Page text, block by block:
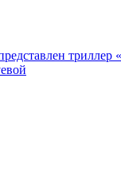
триллер